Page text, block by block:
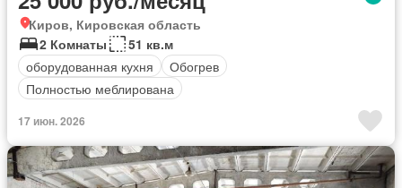
Киров, Кировская область
2 Комнаты
51 кв.м
оборудованная кухня
Обогрев
Полностью меблирована
17 июн. 2026